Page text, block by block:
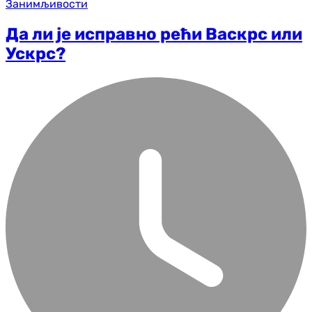
Занимљивости
Да ли је исправно рећи Васкрс или
Ускрс?